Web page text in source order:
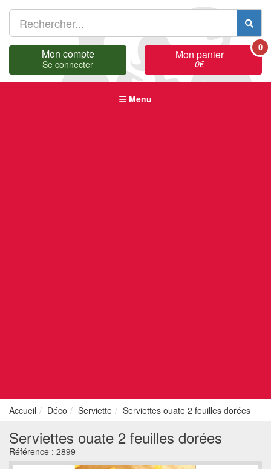
Mon compte
Se connecter
Mon panier
0€
0
Menu
Accueil Déco Serviette Serviettes ouate 2 feuilles dorées
Serviettes ouate 2 feuilles dorées
Référence : 2899